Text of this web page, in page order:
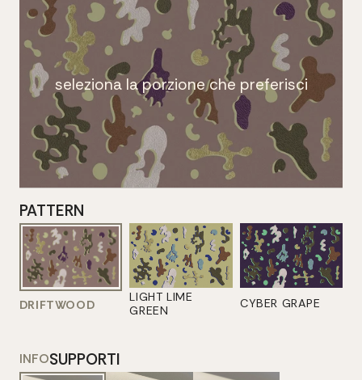
PATTERN
DRIFTWOOD
LIGHT LIME
GREEN
CYBER GRAPE
INFOSUPPORTI
seleziona la porzione che preferisci